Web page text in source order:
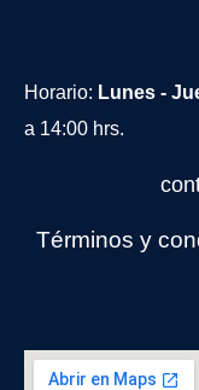
Horario: Lunes -
a 14:00 hrs.
Términos y